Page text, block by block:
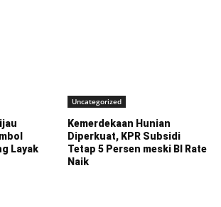
Layak
Uncategorized
Kemerdekaan Hunian
Diperkuat, KPR Subsidi
Tetap 5 Persen meski BI Rate
Naik